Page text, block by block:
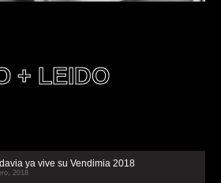
+ LEIDO
ya vive su Vendimia 2018
2018